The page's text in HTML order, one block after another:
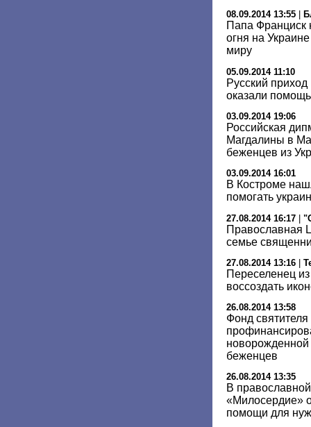
08.09.2014 13:55
Папа Франциск
огня на
миру
05.09.2014 11:10
Русский
оказали
03.09.2014 19:06
Российская
Магдалины в
беженцев из
03.09.2014 16:01
В Костроме
помогать
27.08.2014 16:17 |
Православная
семье
27.08.2014 13:16
Переселенец
воссоздать
26.08.2014 13:58
Фонд
новорожденной
беженцев
26.08.2014 13:35
В
«Милосердие»
помощи для